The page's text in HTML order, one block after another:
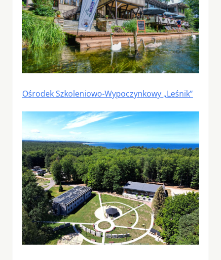
Ośrodek Szkoleniowo-Wypoczynkowy „Leśnik”